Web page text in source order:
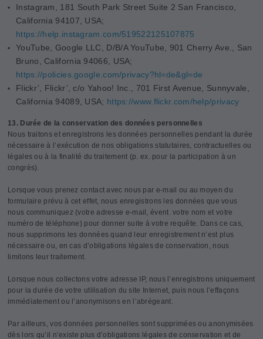
Instagram, 181 South Park Street Suite 2 San Francisco,
California 94107, USA;
https://help.instagram.com/519522125107875
YouTube, Google LLC, D/B/A YouTube, 901 Cherry Ave., San
Bruno, California 94066, USA;
https://policies.google.com/privacy?hl=de&gl=de
Flickr’, Flickr’, c/o Yahoo! Inc., 701 First Avenue, Sunnyvale,
California 94089, USA; https://www.flickr.com/help/privacy
13. Durée de la conservation des données personnelles
Nous traitons et enregistrons les données personnelles pendant la durée
nécessaire à l’exécution de nos obligations statutaires, contractuelles ou
légales ou à la finalité du traitement (p. ex. pour la participation à un
congrès).
Lorsque vous prenez contact avec nous par e-mail ou au moyen du
formulaire prévu à cet effet, nous enregistrons les données que vous
nous communiquez (votre adresse e-mail, évent. votre nom et votre
numéro de téléphone) pour donner suite à votre requête. Dans ce cas,
nous supprimons les données quand leur enregistrement n’est plus
nécessaire ou, en cas d’obligations légales de conservation, nous
limitons leur traitement.
Lorsque nous collectons votre adresse IP, nous l’enregistrons uniquement
pour la durée de votre utilisation du site Internet, puis nous l’effaçons
immédiatement ou l’anonymisons en l’abrégeant.
Par ailleurs, vos données personnelles sont supprimées ou anonymisées
dès lors qu’il n’existe plus d’obligations légales de conservation et de